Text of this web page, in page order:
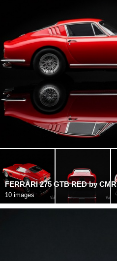
FERRARI 275 GTB RED by CMR
10 images